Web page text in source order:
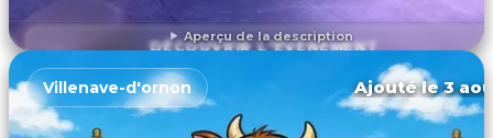
Aperçu de la description
DÉCOUVRIR L'ÉVÉNEMENT
Villenave-d'ornon Ajouté le 3